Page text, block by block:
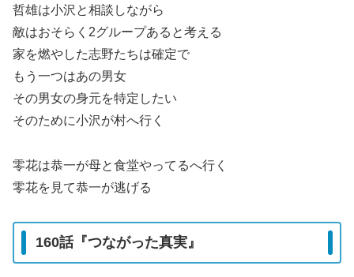
哲雄は小沢と相談しながら
敵はおそらく2グループあると考える
家を燃やした志野たちは確定で
もう一つはあの男女
その男女の身元を特定したい
そのために小沢が村へ行く
零花は恭一が母と食堂やってるへ行く
零花を見て恭一が逃げる
160話『つながった真実』